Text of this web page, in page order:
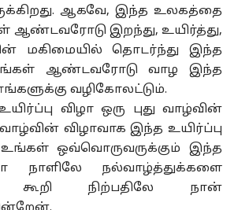
ஆகவே, இந்த உலகத்தை
ஆண்டவரோடு இறந்து, உயிர்த்து,
மகிமையில் தொடர்ந்து இந்த
ஆண்டவரோடு வாழ இந்த
வழிகோலட்டும்.
விழா ஒரு புது வாழ்வின்
விழாவாக இந்த உயிர்ப்பு
ஒவ்வொருவருக்கும் இந்த
நாளிலே நல்வாழ்த்துக்களை
கூறி நிற்பதிலே நான்